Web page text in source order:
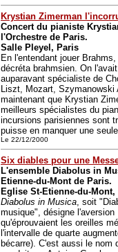
Krystian Zimerman
Concert du pianiste
l'Orchestre de Paris.
Salle Pleyel, Paris
En l'entendant jouer
décréta brahmsien. On
auparavant spécialiste de
Liszt, Mozart,
maintenant que Krystian
meilleurs spécialistes du
incursions parisiennes sont
puisse en manquer une
Le 22/12/2000
Six diables pour une
L'ensemble Diabolus in
Etienne-du-Mont de Paris.
Eglise St-Etienne-du-Mont,
Diabolus in Musica, soit
musique", désigne l'aversion
qu'éprouvaient les oreilles
l'intervalle de quarte
bécarre). C'est aussi le nom